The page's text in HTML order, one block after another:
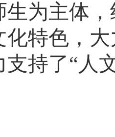
生为主体
化特色，
支持了“人